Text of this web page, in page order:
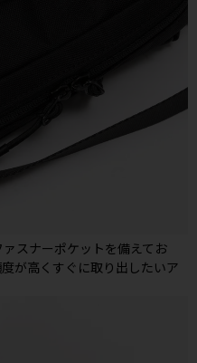
スナーポケットを備えてお
が高くすぐに取り出したいア